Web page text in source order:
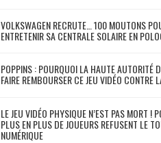
VOLKSWAGEN RECRUTE… 100 MOUTONS
ENTRETENIR SA CENTRALE SOLAIRE EN
POPPINS : POURQUOI LA HAUTE AUTORITÉ
FAIRE REMBOURSER CE JEU VIDÉO CONTRE
LE JEU VIDÉO PHYSIQUE N’EST PAS MORT !
PLUS EN PLUS DE JOUEURS REFUSENT LE
NUMÉRIQUE